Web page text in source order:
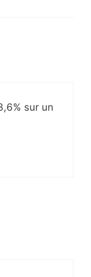
sur un